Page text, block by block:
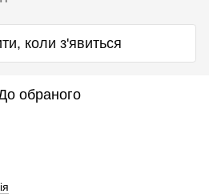
коли з'явиться
обраного